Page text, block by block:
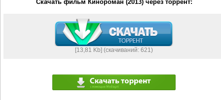
Скачать фильм Кинороман (2013) через торрент:
[13,81 Kb] (cкачиваний: 621)